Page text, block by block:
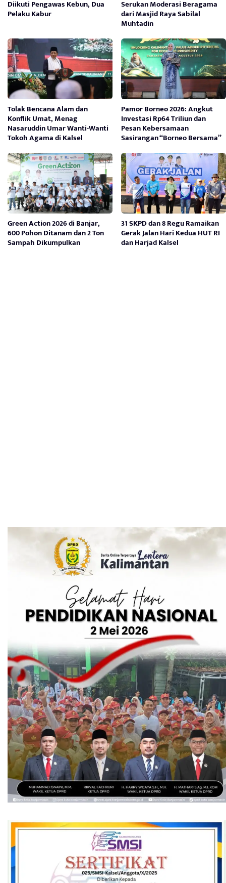
Diikuti Pengawas Kebun, Dua
Pelaku Kabur
Serukan Moderasi Beragama
dari Masjid Raya Sabilal
Muhtadin
Tolak Bencana Alam dan
Konflik Umat, Menag
Nasaruddin Umar Wanti-Wanti
Tokoh Agama di Kalsel
Pamor Borneo 2026: Angkut
Investasi Rp64 Triliun dan
Pesan Kebersamaan
Sasirangan “Borneo Bersama”
Green Action 2026 di Banjar,
600 Pohon Ditanam dan 2 Ton
Sampah Dikumpulkan
31 SKPD dan 8 Regu Ramaikan
Gerak Jalan Hari Kedua HUT RI
dan Harjad Kalsel